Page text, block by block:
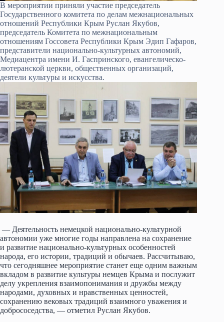
В мероприятии приняли участие председатель
Государственного комитета по делам межнациональных
отношений Республики Крым Руслан Якубов,
председатель Комитета по межнац­иональным
отношениям Госсовета Республики Крым Эдип Гафаров,
представители национально-культурных автономий,
Медиацентра имени И. Гаспринского, евангелическо-
лютеранской церкви, общественных организаций,
деятели культуры и искусства.
— Деятельность немецкой национально-культурной
автономии уже многие годы направлена на сохранение
и развитие национально-культурных особенностей
народа, его истории, традиций и обычаев. Рассчитываю,
что сегодняшнее мероприятие станет еще одним важным
вкладом в развитие культуры немцев Крыма и послужит
делу укрепления взаимопонимания и дружбы между
народами, духовных и нравственных ценностей,
сохранению вековых традиций взаимного уважения и
добрососедства, — отметил Руслан Якуб­ов.